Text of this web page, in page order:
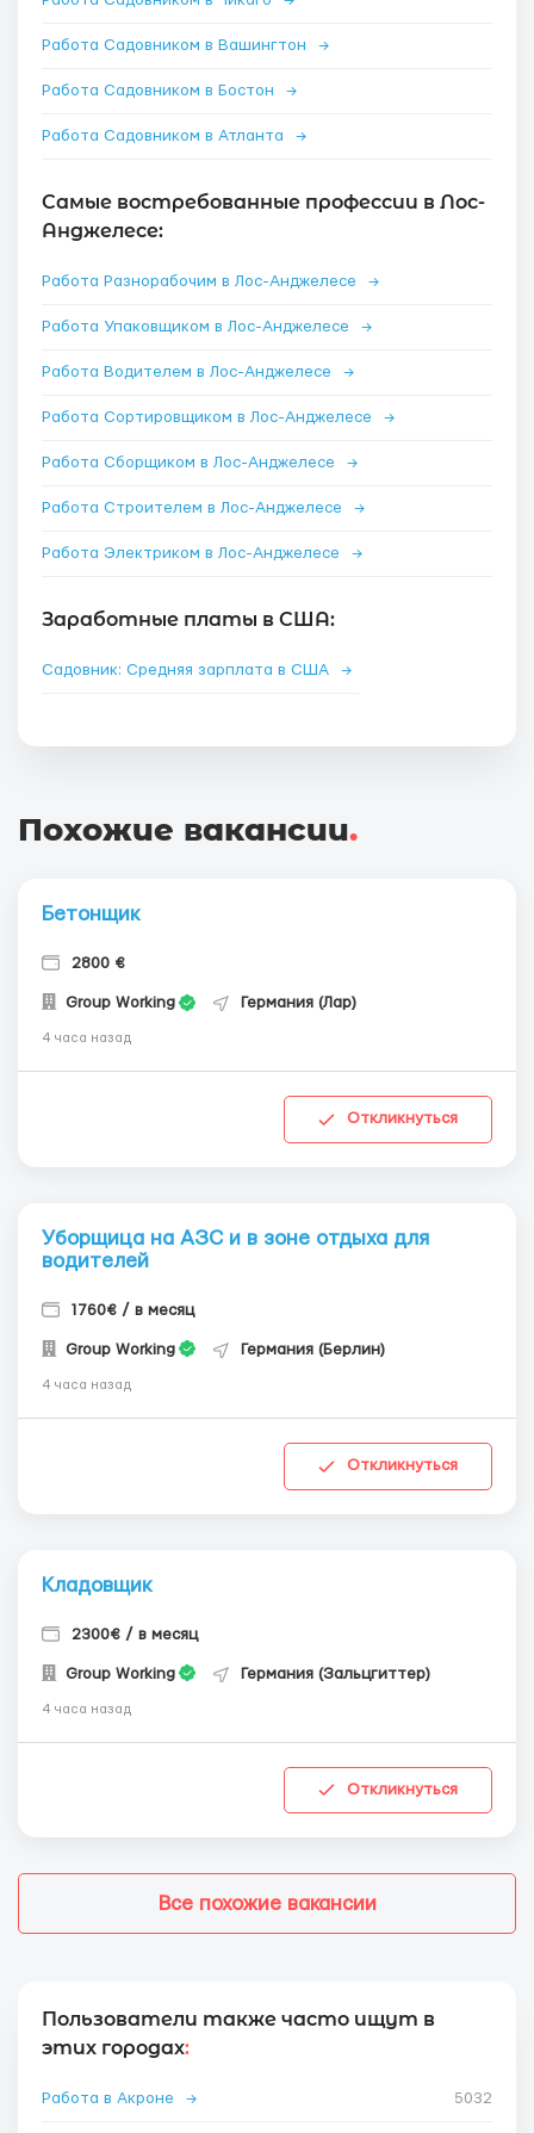
Работа Садовником в Вашингтон →
Работа Садовником в Бостон →
Работа Садовником в Атланта →
Самые востребованные профессии в Лос-
Анджелесе:
Работа Разнорабочим в Лос-Анджелесе →
Работа Упаковщиком в Лос-Анджелесе →
Работа Водителем в Лос-Анджелесе →
Работа Сортировщиком в Лос-Анджелесе →
Работа Сборщиком в Лос-Анджелесе →
Работа Строителем в Лос-Анджелесе →
Работа Электриком в Лос-Анджелесе →
Заработные платы в США:
Садовник: Средняя зарплата в США →
Похожие вакансии.
Бетонщик
2800 €
Group Working Германия (Лар)
4 часа назад
Откликнуться
Уборщица на АЗС и в зоне отдыха для
водителей
1760€ / в месяц
Group Working Германия (Берлин)
4 часа назад
Откликнуться
Кладовщик
2300€ / в месяц
Group Working Германия (Зальцгиттер)
4 часа назад
Откликнуться
Все похожие вакансии
Пользователи также часто ищут в
этих городах:
Работа в Акроне → 5032